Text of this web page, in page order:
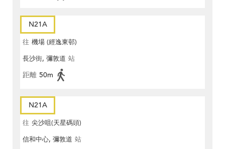
N21A
往 機場 (經逸東邨)
長沙街, 彌敦道 站
距離 50m
N21A
往 尖沙咀(天星碼頭)
信和中心, 彌敦道 站